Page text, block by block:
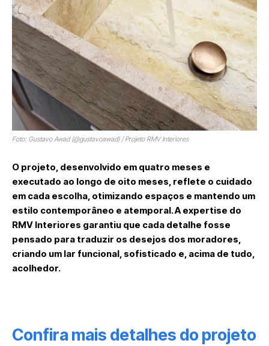
Foto: Gustavo Awad (@gustavoawad) / Projeto RMV Interiores
O projeto, desenvolvido em quatro meses e
executado ao longo de oito meses, reflete o cuidado
em cada escolha, otimizando espaços e mantendo um
estilo contemporâneo e atemporal. A expertise do
RMV Interiores garantiu que cada detalhe fosse
pensado para traduzir os desejos dos moradores,
criando um lar funcional, sofisticado e, acima de tudo,
acolhedor.
Confira mais detalhes do projeto